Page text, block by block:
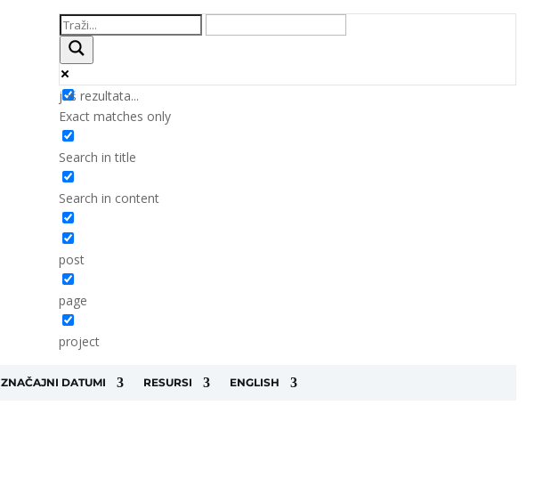
još rezultata...
Exact matches only
Search in title
Search in content
post
page
project
ZNAČAJNI DATUMI RESURSI ENGLISH